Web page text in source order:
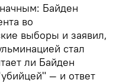
Байден
во
выборы и заявил,
стал
ли Байден
— и ответ